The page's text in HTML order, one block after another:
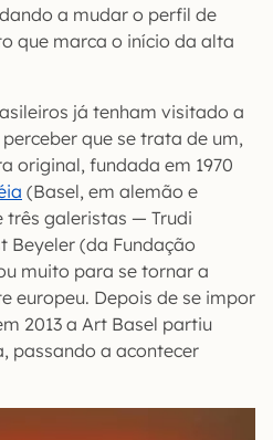
a mudar o perfil de
que marca o início da alta
já tenham visitado a
que se trata de um,
original, fundada em 1970
(Basel, em alemão e
três galeristas — Trudi
Beyeler (da Fundação
muito para se tornar a
europeu. Depois de se impor
2013 a Art Basel partiu
passando a acontecer